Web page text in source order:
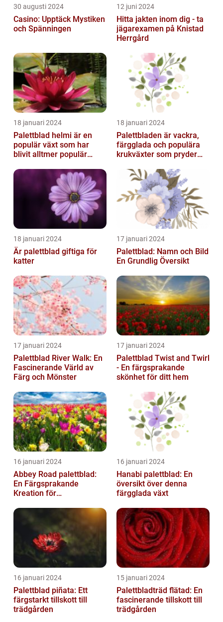
30 augusti 2024
Casino: Upptäck Mystiken
och Spänningen
12 juni 2024
Hitta jakten inom dig - ta
jägarexamen på Knistad
Herrgård
18 januari 2024
Palettblad helmi är en
populär växt som har
blivit alltmer populär
trädgårdsentusiaster
18 januari 2024
Palettbladen är vackra,
färgglada och populära
krukväxter som pryder
trädgårdar runt o...
18 januari 2024
Är palettblad giftiga för
katter
17 januari 2024
Palettblad: Namn och Bild
En Grundlig Översikt
17 januari 2024
Palettblad River Walk: En
Fascinerande Värld av
Färg och Mönster
17 januari 2024
Palettblad Twist and Twirl
- En färgsprakande
skönhet för ditt hem
16 januari 2024
Abbey Road palettblad:
En Färgsprakande
Kreation för
16 januari 2024
Hanabi palettblad: En
översikt över denna
färgglada växt
16 januari 2024
Palettblad piñata: Ett
färgstarkt tillskott till
trädgården
15 januari 2024
Palettbladträd flätad: En
fascinerande tillskott till
trädgården